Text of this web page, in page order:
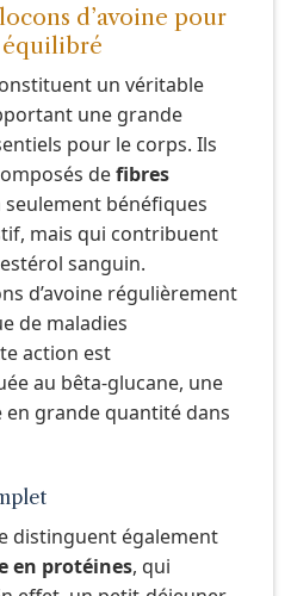
d’avoine pour
un véritable
une grande
pour le corps. Ils
defibres
bénéfiques
mais qui contribuent
sanguin.
d’avoine régulièrement
de maladies
action est
au bêta-glucane, une
grande quantité dans
distinguent également
en protéines, qui